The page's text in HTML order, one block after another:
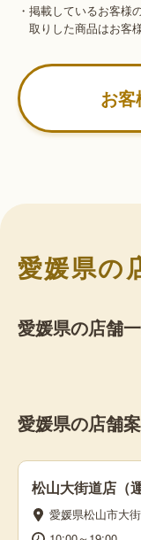
・掲載しているお客様
取りした商品はお客
お
愛媛県の
愛媛県の店舗
愛媛県の店舗
松山大街道店（
愛媛県松山市大